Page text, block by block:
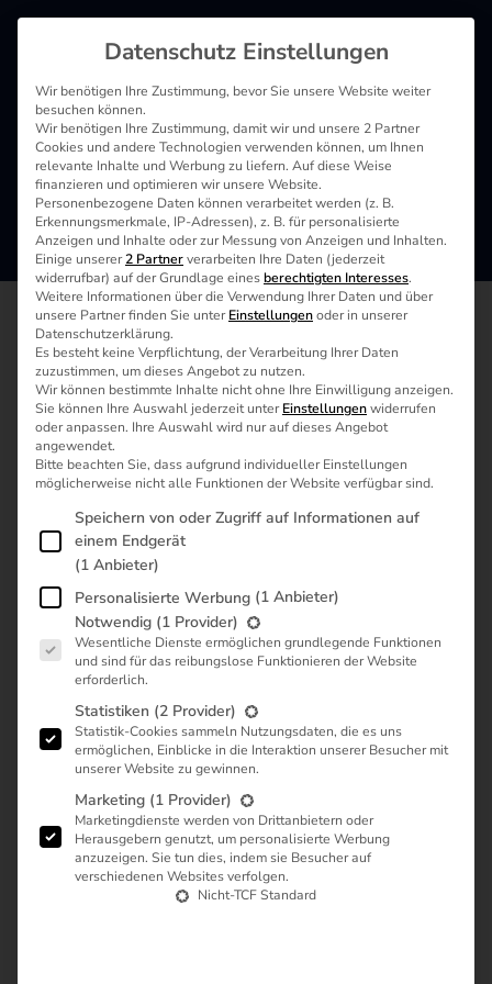
ECOVACS GOAT G1 Nutzerumfrage
Welches Modell nutzt du?
Wähle das Modell deines Gerätes aus.
ECOVACS GOAT G1
ECOVACS GOAT G1-800
ECOVACS GOAT G1-1600
Anderes ECOVACS-Modell
Kein ECOVACS-Gerät (nur Interesse)
Seit wann ist das Gerät im Einsatz?
Wähle den Nutzungszeitraum deines Gerätes aus.
Weniger als 3 Monate
3–6 Monate
6–12 Monate
Mehr als 12 Monate
Wo wurde das Gerät gekauft?
Datenschutz Einstellungen
Wir benötigen Ihre Zustimmung, bevor Sie unsere Website weiter
besuchen können.
Wir benötigen Ihre Zustimmung, damit wir und unsere 2 Partner
Cookies und andere Technologien verwenden können, um Ihnen
relevante Inhalte und Werbung zu liefern. Auf diese Weise
finanzieren und optimieren wir unsere Website.
Personenbezogene Daten können verarbeitet werden (z. B.
Erkennungsmerkmale, IP-Adressen), z. B. für personalisierte
Anzeigen und Inhalte oder zur Messung von Anzeigen und Inhalten.
Einige unserer2 Partnerverarbeiten Ihre Daten (jederzeit
widerrufbar) auf der Grundlage einesberechtigten Interesses.
Weitere Informationen über die Verwendung Ihrer Daten und über
unsere Partner finden Sie unterEinstellungenoder in unserer
Datenschutzerklärung.
Es besteht keine Verpflichtung, der Verarbeitung Ihrer Daten
zuzustimmen, um dieses Angebot zu nutzen.
Wir können bestimmte Inhalte nicht ohne Ihre Einwilligung anzeigen.
Sie können Ihre Auswahl jederzeit unterEinstellungenwiderrufen
oder anpassen. Ihre Auswahl wird nur auf dieses Angebot
angewendet.
Bitte beachten Sie, dass aufgrund individueller Einstellungen
möglicherweise nicht alle Funktionen der Website verfügbar sind.
Im Folgenden finden Sie eine Liste der Zwecke des IAB
Speichern von oder Zugriff auf Informationen auf
einem Endgerät
(1 Anbieter)
Personalisierte Werbung (1 Anbieter)
Es folgt eine Liste der Dienstgruppen, für die eine
Notwendig (1 Provider)
Wesentliche Dienste ermöglichen grundlegende Funktionen
und sind für das reibungslose Funktionieren der Website
erforderlich.
Statistiken (2 Provider)
Statistik-Cookies sammeln Nutzungsdaten, die es uns
ermöglichen, Einblicke in die Interaktion unserer Besucher mit
unserer Website zu gewinnen.
Marketing (1 Provider)
Marketingdienste werden von Drittanbietern oder
Herausgebern genutzt, um personalisierte Werbung
anzuzeigen. Sie tun dies, indem sie Besucher auf
verschiedenen Websites verfolgen.
Nicht-TCF Standard